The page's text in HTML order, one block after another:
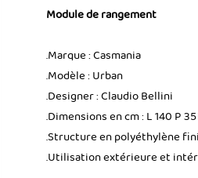
Module de rangement
.Marque : Casmania
.Modèle : Urban
.Designer : Claudio Bellini
.Dimensions en cm : L 140 P
.Structure en polyéthylène
.Utilisation extérieure et